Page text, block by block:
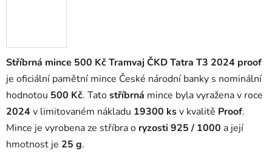
Stříbrná mince 500 Kč Tramvaj ČKD Tatra T3 2024 proof
je oficiální pamětní mince České národní banky s nominální
hodnotou 500 Kč. Tatostříbrná mince byla vyražena v roce
2024v limitovaném nákladu 19300 ksv kvalitě Proof.
Mince je vyrobena ze stříbra o ryzosti 925 / 1000 a její
hmotnost je 25 g.